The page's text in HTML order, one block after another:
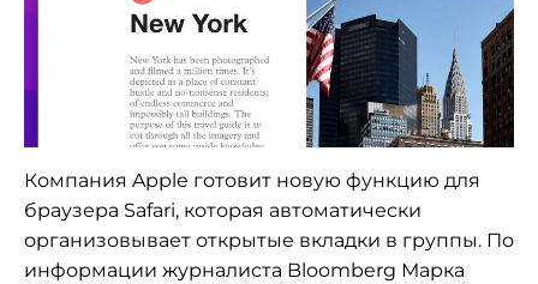
Компания Apple готовит новую функцию для
браузера Safari, которая автоматически
организовывает открытые вкладки в группы. По
информации журналиста Bloomberg Марка